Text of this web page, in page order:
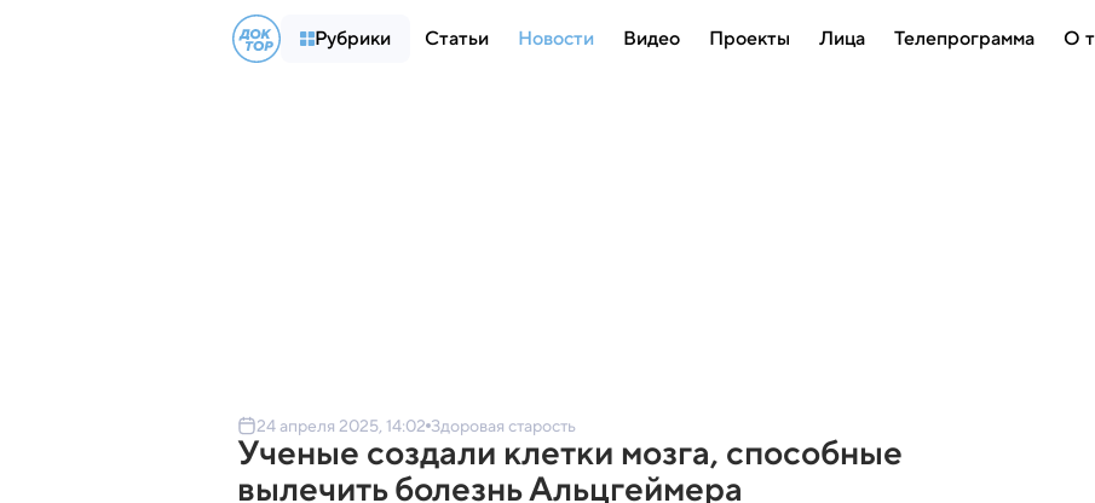
Рубрики Статьи Новости Видео Проекты Лица Телепрограмма О
24 апреля 2025, 14:02 Здоровая старость
Ученые создали клетки мозга, способные
вылечить болезнь Альцгеймера